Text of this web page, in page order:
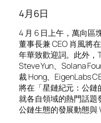
4月6日
4 月 6 日上午，萬向區
董事長兼 CEO 肖風將
年華致歡迎詞。此外，
Steve Yun、Solana
裁 Hong、EigenLabs
將在「星鏈紀元：公
就各自領域的熱門話
公鏈生態的發展動態與